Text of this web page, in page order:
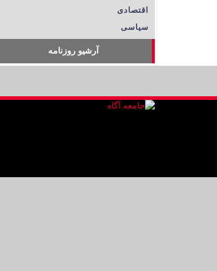
اقتصادی
سیاسی
آرشیو روزنامه